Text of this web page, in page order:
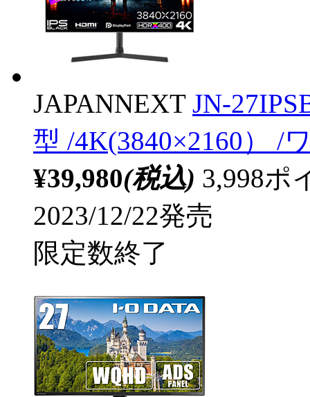
JAPANNEXT JN-
型 /4K(3840×2160） /
¥39,980(税込) 3,998ポ
2023/12/22発売
限定数終了